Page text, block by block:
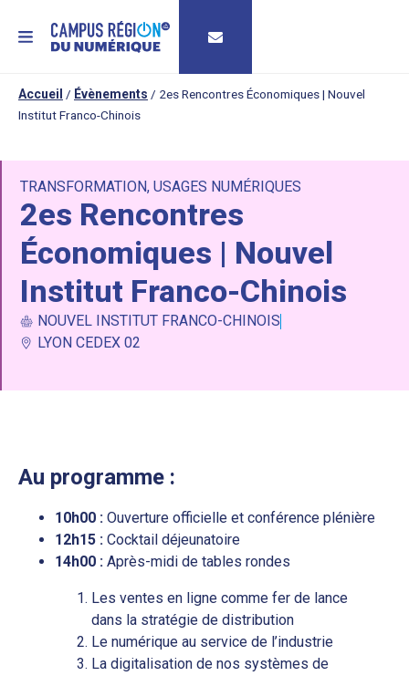
MENU
Accueil / Évènements / 2es Rencontres Économiques | Nouvel
Institut Franco-Chinois
TRANSFORMATION, USAGES NUMÉRIQUES
2es Rencontres
Économiques | Nouvel
Institut Franco-Chinois
NOUVEL INSTITUT FRANCO-CHINOIS
LYON CEDEX 02
Au programme :
10h00 : Ouverture officielle et conférence plénière
12h15 : Cocktail déjeunatoire
14h00 : Après-midi de tables rondes
Les ventes en ligne comme fer de lance
dans la stratégie de distribution
Le numérique au service de l’industrie
La digitalisation de nos systèmes de